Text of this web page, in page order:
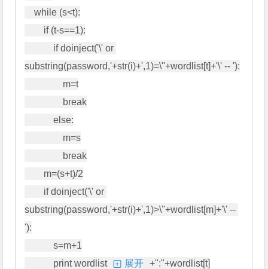
    while (s<t):
substring(password,'+str(i)+',1)=\''+wordlist[t]+'\' -- '):
            else:
substring(password,'+str(i)+',1)>\''+wordlist[m]+'\' --
'):
            s=m+1
            print wordlist
展开
+":"+wordlist[t]